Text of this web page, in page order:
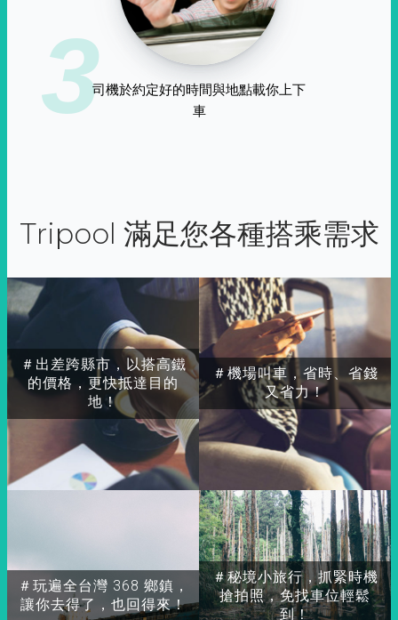
3司機於約定好的時間與地點載你上下
車
Tripool 滿足您各種搭乘需求
＃出差跨縣市，以搭高鐵
的價格，更快抵達目的
地！
＃玩遍全台灣 368 鄉鎮，
讓你去得了，也回得來！
＃秘境小旅行，抓緊時機
搶拍照，免找車位輕鬆
到！
＃機場叫車，省時、省錢
又省力！